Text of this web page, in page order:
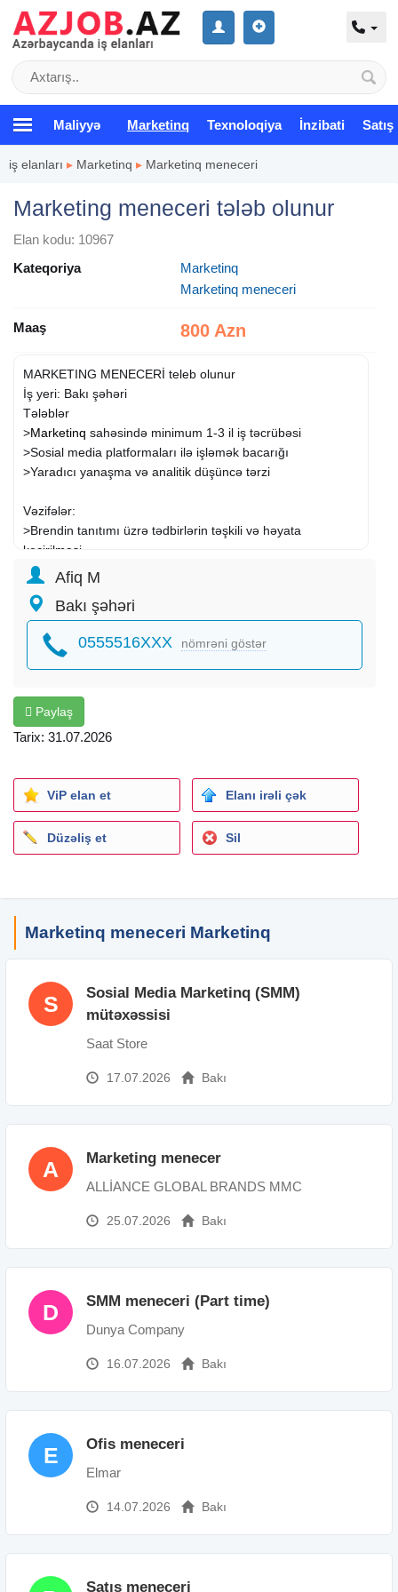
Maliyyə Marketinq Texnoloqiya İnzibati Satış
iş elanları ▸ Marketinq ▸ Marketinq meneceri
Marketing meneceri tələb olunur
Elan kodu: 10967
Kateqoriya
Marketinq
Marketinq meneceri
Maaş 800 Azn
MARKETING MENECERİ teleb olunur
İş yeri: Bakı şəhəri
Tələblər
>Marketinq sahəsində minimum 1-3 il iş təcrübəsi
>Sosial media platformaları ilə işləmək bacarığı
>Yaradıcı yanaşma və analitik düşüncə tərzi
Vəzifələr:
>Brendin tanıtımı üzrə tədbirlərin təşkili və həyata
keçirilməsi
>Sosial media hesablarının idarə olunması və məzmun
planının hazırlanması
>Əmək haqqi ve Bonus sistemi və əlavə motivasiya
proqramları
>Peşəkar və dinamik iş mühiti
İş qrafiki: Həftə içi 5 gün, 09:00 - 18:00
Afiq M
Bakı şəhəri
0555516XXX nömrəni göstər
Paylaş
Tarix: 31.07.2026
ViP elan et Elanı irəli çək
Düzəliş et Sil
Marketinq meneceri Marketinq
S
Sosial Media Marketinq (SMM)
mütəxəssisi
Saat Store
17.07.2026 Bakı
A Marketing menecer
ALLİANCE GLOBAL BRANDS MMC
25.07.2026 Bakı
D SMM meneceri (Part time)
Dunya Company
16.07.2026 Bakı
E Ofis meneceri
Elmar
14.07.2026 Bakı
Satış meneceri